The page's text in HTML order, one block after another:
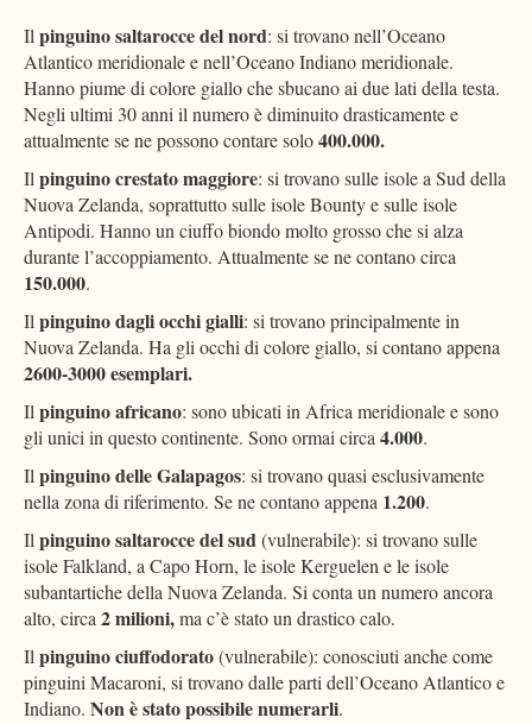
Ilpinguino saltarocce del nord: si trovano nell’Oceano
Atlantico meridionale e nell’Oceano Indiano meridionale.
Hanno piume di colore giallo che sbucano ai due lati della testa.
Negli ultimi 30 anni il numero è diminuito drasticamente e
attualmente se ne possono contare solo400.000.
Ilpinguino crestato maggiore: si trovano sulle isole a Sud della
Nuova Zelanda, soprattutto sulle isole Bounty e sulle isole
Antipodi. Hanno un ciuffo biondo molto grosso che si alza
durante l’accoppiamento. Attualmente se ne contano circa
150.000.
Ilpinguino dagli occhi gialli: si trovano principalmente in
Nuova Zelanda. Ha gli occhi di colore giallo, si contano appena
2600-3000 esemplari.
Ilpinguino africano: sono ubicati in Africa meridionale e sono
gli unici in questo continente. Sono ormai circa4.000.
Ilpinguino delle Galapagos: si trovano quasi esclusivamente
nella zona di riferimento. Se ne contano appena 1.200.
Ilpinguino saltarocce del sud(vulnerabile): si trovano sulle
isole Falkland, a Capo Horn, le isole Kerguelen e le isole
subantartiche della Nuova Zelanda. Si conta un numero ancora
alto, circa2 milioni,ma c’è stato un drastico calo.
Ilpinguino ciuffodorato(vulnerabile): conosciuti anche come
pinguini Macaroni, si trovano dalle parti dell’Oceano Atlantico e
Indiano. Non è stato possibile numerarli.